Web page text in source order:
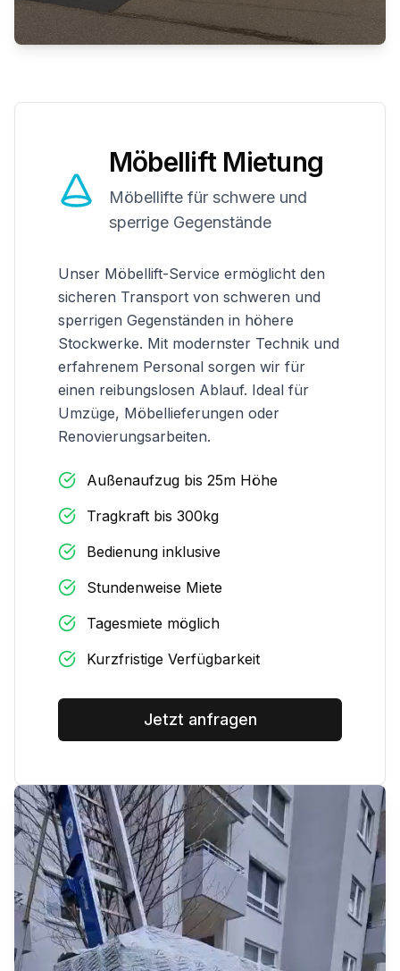
Möbellift Mietung
Möbellifte für schwere und
sperrige Gegenstände
Unser Möbellift-Service ermöglicht den
sicheren Transport von schweren und
sperrigen Gegenständen in höhere
Stockwerke. Mit modernster Technik und
erfahrenem Personal sorgen wir für
einen reibungslosen Ablauf. Ideal für
Umzüge, Möbellieferungen oder
Renovierungsarbeiten.
Außenaufzug bis 25m Höhe
Tragkraft bis 300kg
Bedienung inklusive
Stundenweise Miete
Tagesmiete möglich
Kurzfristige Verfügbarkeit
Jetzt anfragen